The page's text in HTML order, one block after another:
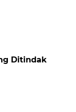
Ditindak